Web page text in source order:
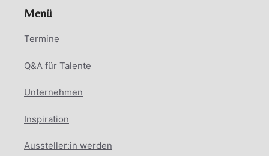
Menü
Termine
Q&A für Talente
Unternehmen
Inspiration
Aussteller:in werden